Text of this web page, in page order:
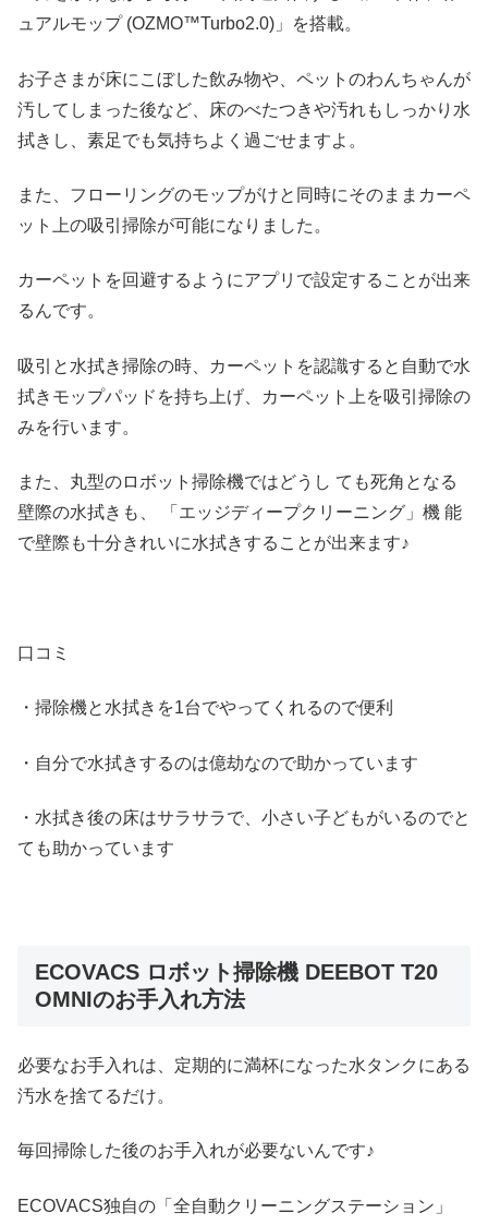
ュアルモップ (OZMO™Turbo2.0)」を搭載。
お子さまが床にこぼした飲み物や、ペットのわんちゃんが
汚してしまった後など、床のべたつきや汚れもしっかり水
拭きし、素足でも気持ちよく過ごせますよ。
また、フローリングのモップがけと同時にそのままカーペ
ット上の吸引掃除が可能になりました。
カーペットを回避するようにアプリで設定することが出来
るんです。
吸引と水拭き掃除の時、カーペットを認識すると自動で水
拭きモップパッドを持ち上げ、カーペット上を吸引掃除の
みを行います。
また、丸型のロボット掃除機ではどうし ても死角となる
壁際の水拭きも、 「エッジディープクリーニング」機 能
で壁際も十分きれいに水拭きすることが出来ます♪
口コミ
・掃除機と水拭きを1台でやってくれるので便利
・自分で水拭きするのは億劫なので助かっています
・水拭き後の床はサラサラで、小さい子どもがいるのでと
ても助かっています
ECOVACS ロボット掃除機 DEEBOT T20
OMNIのお手入れ方法
必要なお手入れは、定期的に満杯になった水タンクにある
汚水を捨てるだけ。
毎回掃除した後のお手入れが必要ないんです♪
ECOVACS独自の「全自動クリーニングステーション」